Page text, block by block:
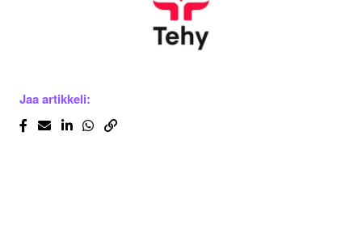
Jaa artikkeli: